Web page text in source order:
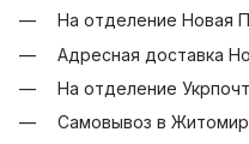
На отделение Новая
Адресная доставка
На отделение
Самовывоз в